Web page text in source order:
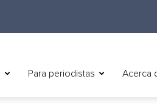
Para periodistas Acerca